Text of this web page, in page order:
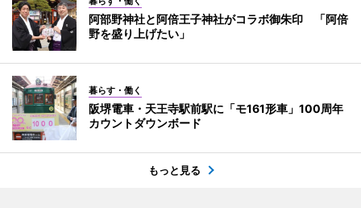
阿部野神社と阿倍王子神社がコラボ御朱印 「阿倍
野を盛り上げたい」
暮らす・働く
阪堺電車・天王寺駅前駅に「モ161形車」100周年
カウントダウンボード
もっと見る